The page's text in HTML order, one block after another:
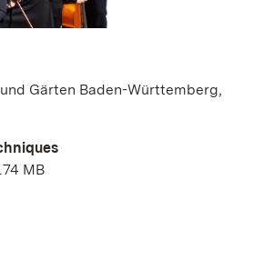
Gärten Baden-Württemberg,
MB